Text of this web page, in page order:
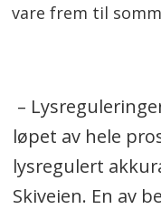
vare frem til
–
løpet av hele
lysregulert
Skiveien. En av